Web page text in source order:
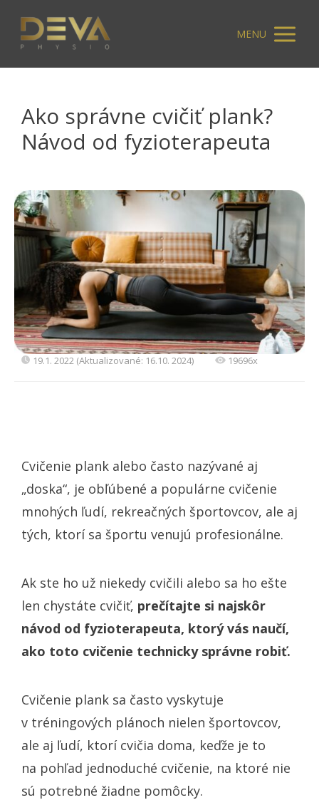
MENU
Ako správne cvičiť plank?
Návod od fyzioterapeuta
19.1. 2022 (Aktualizované: 16.10. 2024) 19696x
Cvičenie plank alebo často nazývané aj
„doska“, je obľúbené a populárne cvičenie
mnohých ľudí, rekreačných športovcov, ale aj
tých, ktorí sa športu venujú profesionálne.
Ak ste ho už niekedy cvičili alebo sa ho ešte
len chystáte cvičiť, prečítajte si najskôr
návod od fyzioterapeuta, ktorý vás naučí,
ako toto cvičenie technicky správne robiť.
Cvičenie plank sa často vyskytuje
v tréningových plánoch nielen športovcov,
ale aj ľudí, ktorí cvičia doma, keďže je to
na pohľad jednoduché cvičenie, na ktoré nie
sú potrebné žiadne pomôcky.